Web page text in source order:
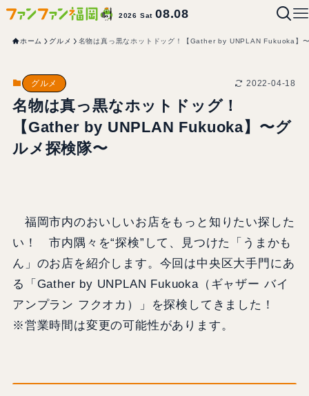
2026 Sat08.08
ホーム グルメ 名物は真っ黒なホットドッグ！【Gather by UNPLAN Fukuoka】
グルメ 2022-04-18
名物は真っ黒なホットドッグ！
【Gather by UNPLAN Fukuoka】〜グ
ルメ探検隊〜
福岡市内のおいしいお店をもっと知りたい探した
い！ 市内隅々を“探検”して、見つけた「うまかも
ん」のお店を紹介します。今回は中央区大手門にあ
る「Gather by UNPLAN Fukuoka（ギャザー バイ
アンプラン フクオカ）」を探検してきました！
※営業時間は変更の可能性があります。